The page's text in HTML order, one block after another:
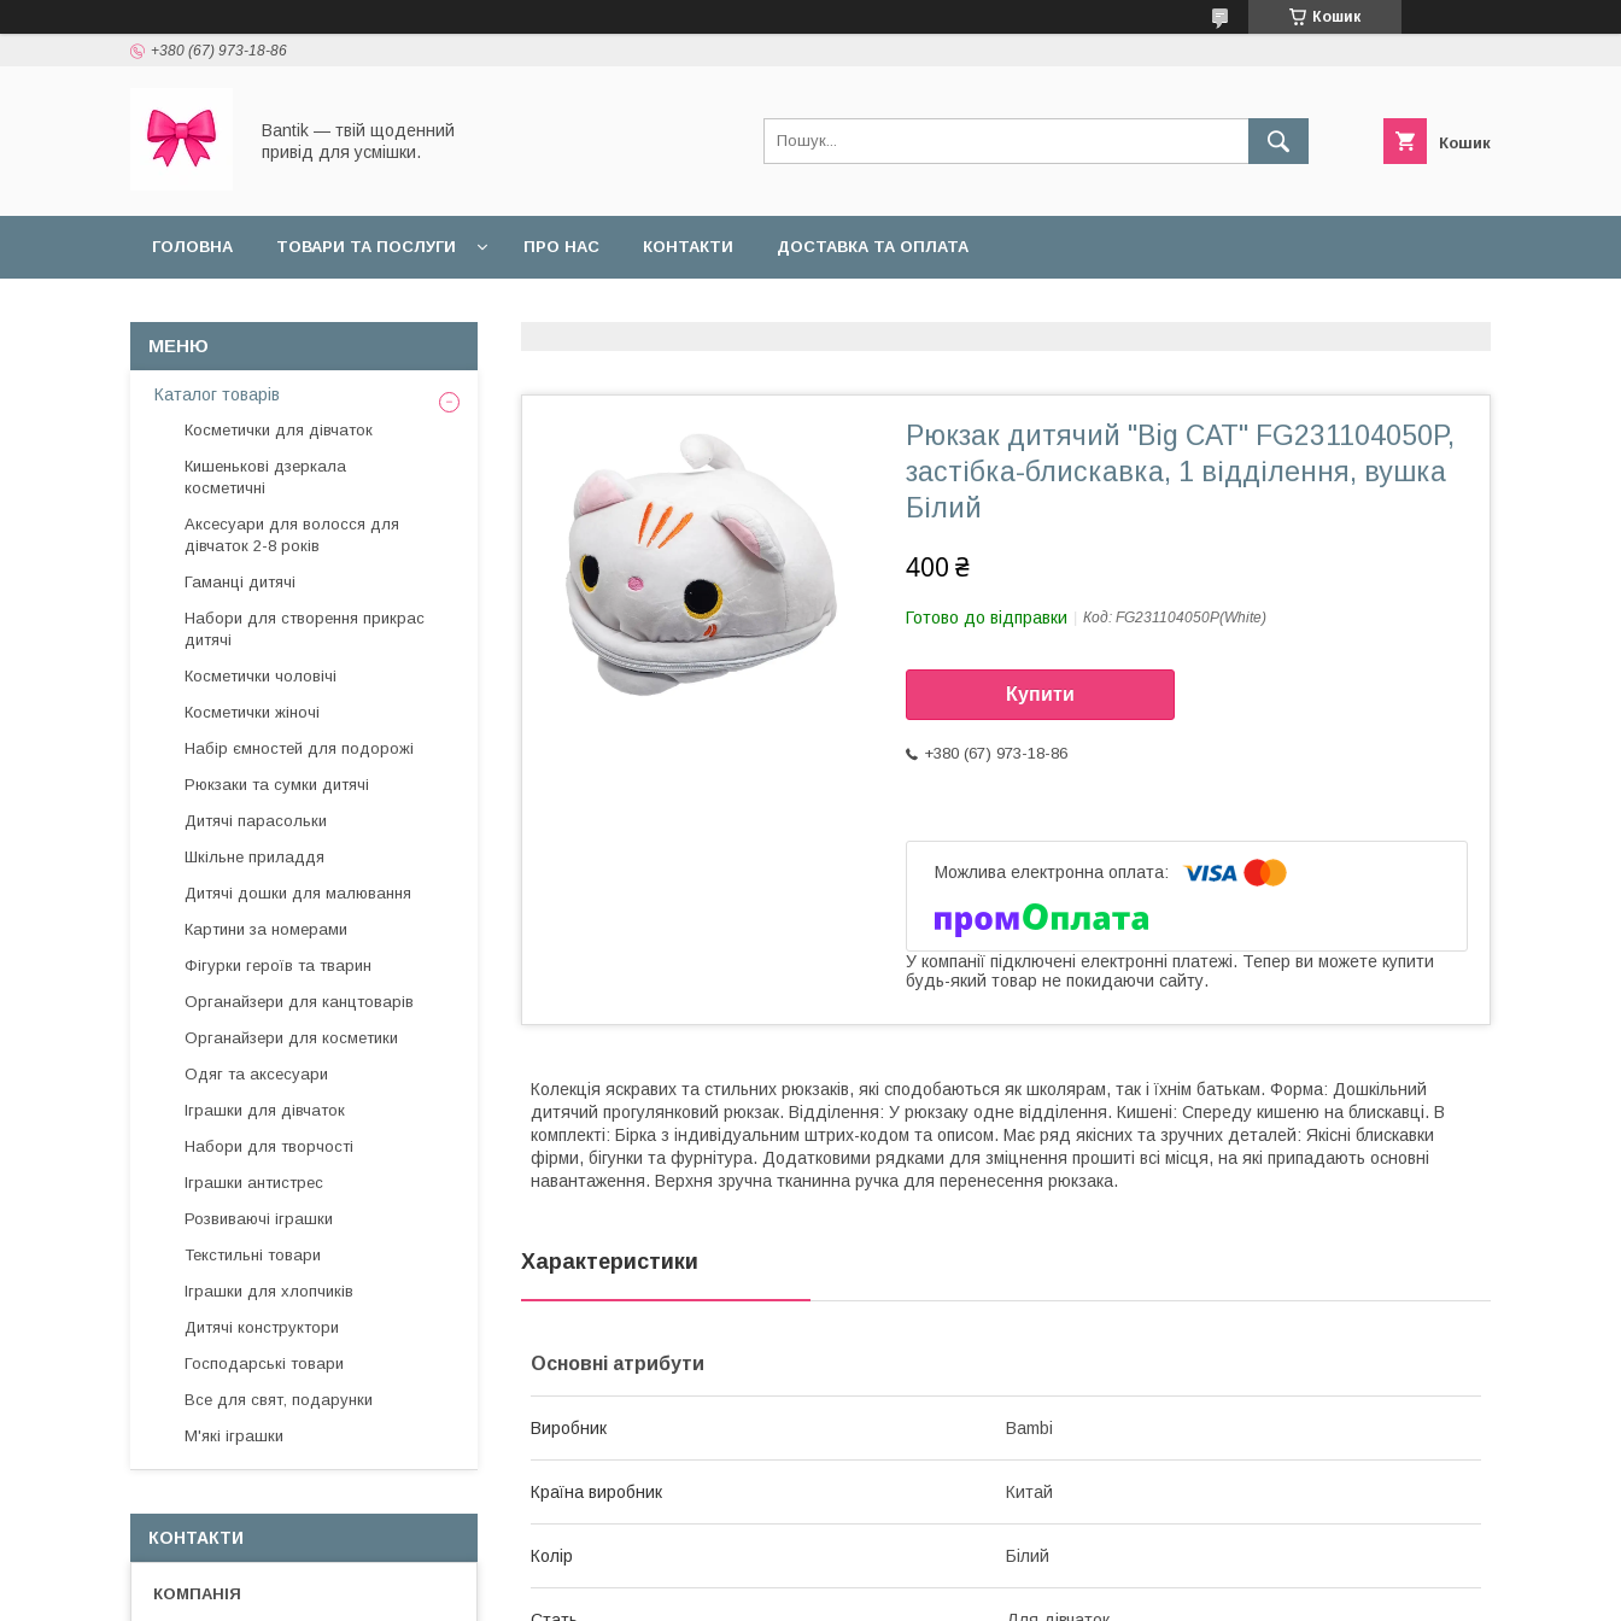
Кошик
+380 (67) 973-18-86
Bantik — твій щоденний
привід для усмішки.
Кошик
ГОЛОВНА ТОВАРИ ТА ПОСЛУГИ ПРО НАС КОНТАКТИ ДОСТАВКА ТА ОПЛАТА
Рюкзак дитячий "Big CAT" FG231104050P,
застібка-блискавка, 1 відділення, вушка
Білий
400 ₴
Готово до відправки Код: FG231104050P(White)
Купити
+380 (67) 973-18-86
У компанії підключені електронні платежі. Тепер ви можете купити
будь-який товар не покидаючи сайту.
Колекція яскравих та стильних рюкзаків, які сподобаються як школярам, ​​так і їхнім батькам. Форма: Дошкільний
дитячий прогулянковий рюкзак. Відділення: У рюкзаку одне відділення. Кишені: Спереду кишеню на блискавці. В
комплекті: Бірка з індивідуальним штрих-кодом та описом. Має ряд якісних та зручних деталей: Якісні блискавки
фірми, бігунки та фурнітура. Додатковими рядками для зміцнення прошиті всі місця, на які припадають основні
навантаження. Верхня зручна тканинна ручка для перенесення рюкзака.
Характеристики
Основні атрибути
Виробник Bambi
Країна виробник Китай
Колір Білий
Каталог товарів
Косметички для дівчаток
Кишенькові дзеркала
косметичні
Аксесуари для волосся для
дівчаток 2-8 років
Гаманці дитячі
Набори для створення прикрас
дитячі
Косметички чоловічі
Косметички жіночі
Набір ємностей для подорожі
Рюкзаки та сумки дитячі
Дитячі парасольки
Шкільне приладдя
Дитячі дошки для малювання
Картини за номерами
Фігурки героїв та тварин
Органайзери для канцтоварів
Органайзери для косметики
Одяг та аксесуари
Іграшки для дівчаток
Набори для творчості
Іграшки антистрес
Розвиваючі іграшки
Текстильні товари
Іграшки для хлопчиків
Дитячі конструктори
Господарські товари
Все для свят, подарунки
М'які іграшки
КОНТАКТИ